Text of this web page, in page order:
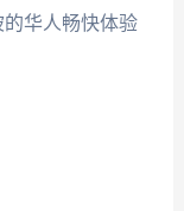
华人畅快体验